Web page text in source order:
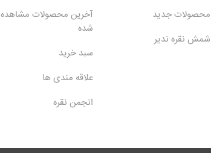
محصولات جدید
شمش نقره ندیر
آخرین محصولات مشاهده
شده
سبد خرید
علاقه مندی ها
انجمن نقره